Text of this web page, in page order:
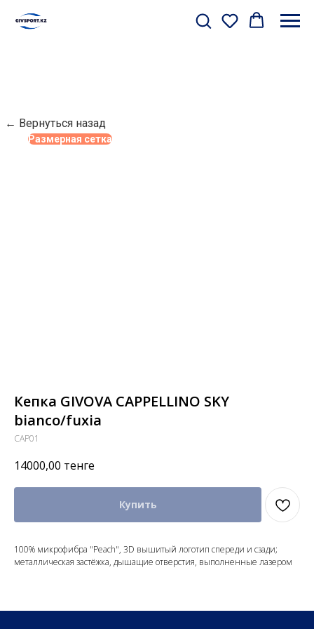
← Вернуться назад
Размерная сетка
Кепка GIVOVA CAPPELLINO SKY
bianco/fuxia
CAP01
14000,00 тенге
Купить
100% микрофибра "Peach", 3D вышитый логотип спереди и сзади;
металлическая застёжка, дышащие отверстия, выполненные лазером